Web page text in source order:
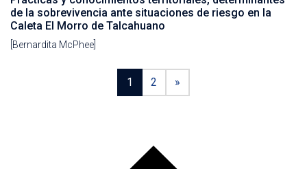
de la sobrevivencia ante situaciones de riesgo en la
Caleta El Morro de Talcahuano
[Bernardita McPhee]
1 2 »